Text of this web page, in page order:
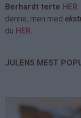
Berhardt terte HER
denne, men med
du HER.
JULENS MEST